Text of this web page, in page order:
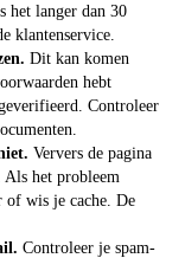
het langer dan 30
klantenservice.
Dit kan komen
hebt
Controleer
Ververs de pagina
Als het probleem
of wis je cache. De
Controleer je spam-